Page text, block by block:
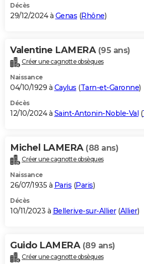
BONS PLANS
Carte de Noël
Carte Bonne année
Carte Saint-Valentin
Carte Pâques
Carte d'anniversaire
DICTIONNAIRE
Dictionnaire
Biographies
Citations
Expressions
Proverbes
PROGRAMME TV
S'inscrire
Se connecter
Lycées
Collèges
Primaires
Universités
Entreprises
Service militaire
Avis de recherche
AVIS DE DÉCÈS
Bricolage
Lifestyle
Culture
Sport
Auto
Television
Voyage
Cinema
Décès
29/12/2024 à Genas (Rhône)
Valentine LAMERA (95 ans)
Créer une cagnotte obsèques
Naissance
04/10/1929 à Caylus (Tarn-et-Garonne)
Décès
12/10/2024 à Saint-Antonin-Noble-Val (
Michel LAMERA (88 ans)
Créer une cagnotte obsèques
Naissance
26/07/1935 à Paris (Paris)
Décès
10/11/2023 à Bellerive-sur-Allier(Allier)
Guido LAMERA (89 ans)
Créer une cagnotte obsèques